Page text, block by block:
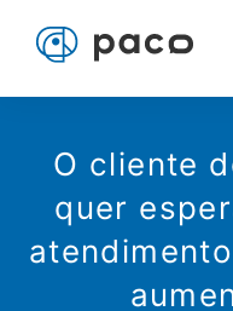
O cliente
quer